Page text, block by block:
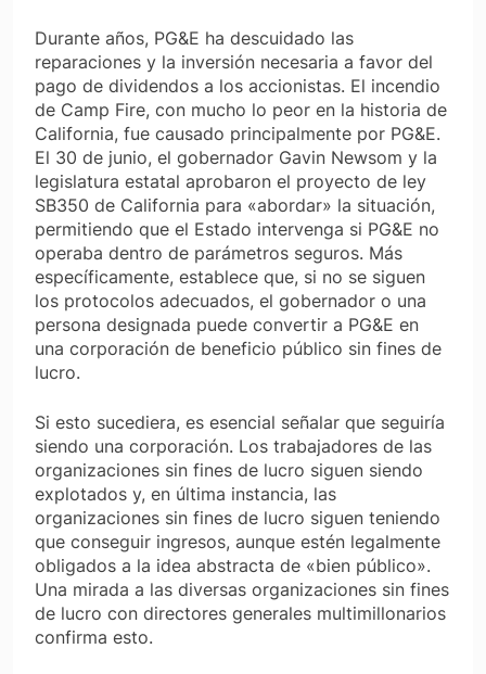
Durante años, PG&E ha descuidado las
reparaciones y la inversión necesaria a favor del
pago de dividendos a los accionistas. El incendio
de Camp Fire, con mucho lo peor en la historia de
California, fue causado principalmente por PG&E.
El 30 de junio, el gobernador Gavin Newsom y la
legislatura estatal aprobaron el proyecto de ley
SB350 de California para «abordar» la situación,
permitiendo que el Estado intervenga si PG&E no
operaba dentro de parámetros seguros. Más
específicamente, establece que, si no se siguen
los protocolos adecuados, el gobernador o una
persona designada puede convertir a PG&E en
una corporación de beneficio público sin fines de
lucro.
Si esto sucediera, es esencial señalar que seguiría
siendo una corporación. Los trabajadores de las
organizaciones sin fines de lucro siguen siendo
explotados y, en última instancia, las
organizaciones sin fines de lucro siguen teniendo
que conseguir ingresos, aunque estén legalmente
obligados a la idea abstracta de «bien público».
Una mirada a las diversas organizaciones sin fines
de lucro con directores generales multimillonarios
confirma esto.